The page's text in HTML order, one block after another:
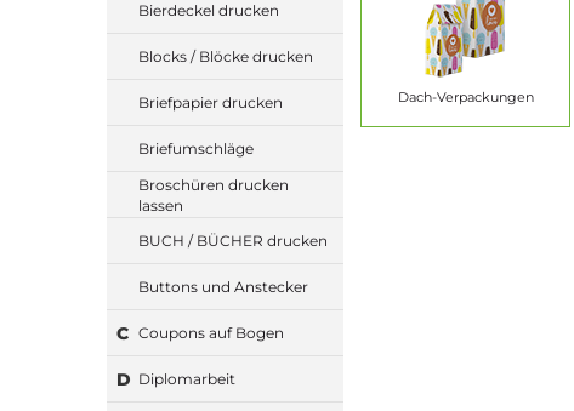
Bierdeckel drucken
Blocks / Blöcke drucken
Briefpapier drucken
Briefumschläge
Broschüren drucken
lassen
BUCH / BÜCHER drucken
Buttons und Anstecker
C Coupons auf Bogen
D Diplomarbeit
Dach-Verpackungen